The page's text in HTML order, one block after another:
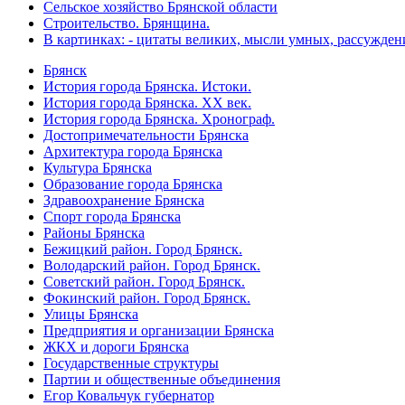
Сельское хозяйство Брянской области
Строительство. Брянщина.
В картинках: - цитаты великих, мысли умных,
Брянск
История города Брянска. Истоки.
История города Брянска. XX век.
История города Брянска. Хронограф.
Достопримечательности Брянска
Архитектура города Брянска
Культура Брянска
Образование города Брянска
Здравоохранение Брянска
Спорт города Брянска
Районы Брянска
Бежицкий район. Город Брянск.
Володарский район. Город Брянск.
Советский район. Город Брянск.
Фокинский район. Город Брянск.
Улицы Брянска
Предприятия и организации Брянска
ЖКХ и дороги Брянска
Государственные структуры
Партии и общественные объединения
Егор Ковальчук губернатор